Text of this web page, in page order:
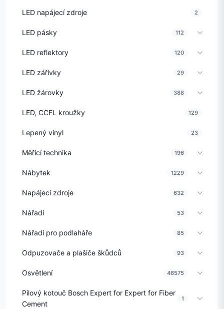
LED napájecí zdroje 2
LED pásky 112
LED reflektory 120
LED zářivky 29
LED žárovky 388
LED, CCFL kroužky 129
Lepený vinyl 23
Měřicí technika 196
Nábytek 1229
Napájecí zdroje 632
Nářadí 53
Nářadí pro podlaháře 85
Odpuzovače a plašiče škůdců 93
Osvětlení 46575
Pilový kotouč Bosch Expert for Expert for Fiber
Cement
1